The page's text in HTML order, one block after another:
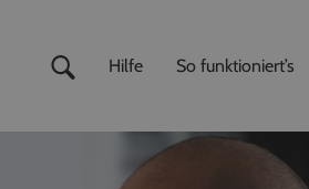
Hilfe So funktioniert’s